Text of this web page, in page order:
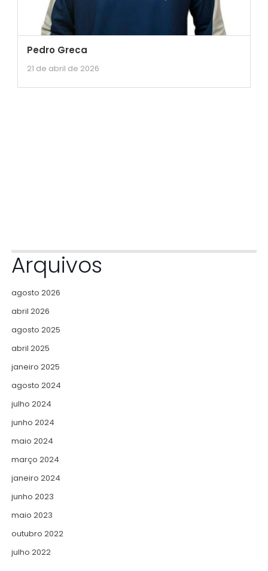
Pedro Greca
21 de abril de 2026
Arquivos
agosto 2026
abril 2026
agosto 2025
abril 2025
janeiro 2025
agosto 2024
julho 2024
junho 2024
maio 2024
março 2024
janeiro 2024
junho 2023
maio 2023
outubro 2022
julho 2022